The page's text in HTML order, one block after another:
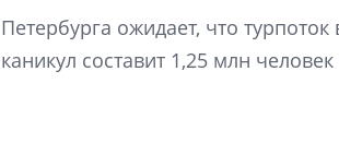
ожидает, что
составит 1,25 млн